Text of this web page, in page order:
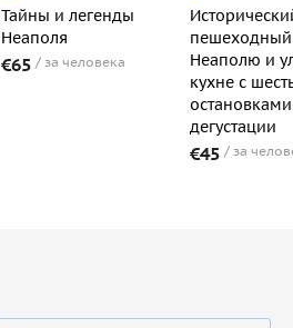
Тайны и легенды
Неаполя
€65 за человека
пешеходный
Неаполю и
кухне с
дегустации
€45 за